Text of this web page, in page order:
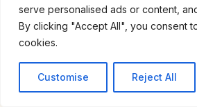
serve personalised ads or content,
By clicking "Accept All", you consent
cookies.
Customise Reject All
adapté, le jaunissement reste
rare. Vérifiez la fiche
échantillon vieillissement au
fournisseur.